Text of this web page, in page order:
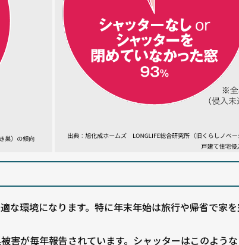
な環境になります。特に年末年始は旅行や帰省で家
が毎年報告されています。シャッターはこのよう